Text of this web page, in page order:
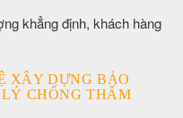
khẳng định, khách hàng
XÂY DỰNG BẢO
CHỐNG THẤM